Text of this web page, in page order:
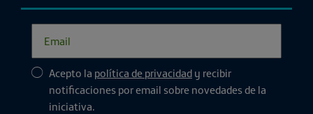
Acepto la política de privacidad y recibir
notificaciones por email sobre novedades de la
iniciativa.